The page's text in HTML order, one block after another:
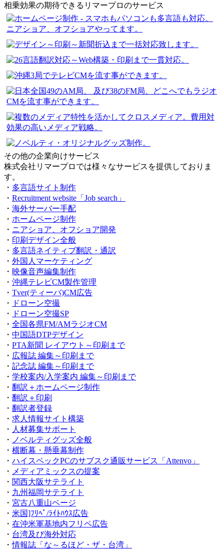
相乗効果の期待できるリマープロのサービス
その他の企業向けサービス
株式会社リマープロでは様々なサービスを提供しておりま
す。
・ 多言語サイト制作
・ Recruitment website「Job search」
・ 海外サーバー手配
・ ホームページ制作
・ ニアショア、オフショア開発
・ 印刷デザイン全般
・ 多言語ネイティブ翻訳・通訳
・ 外国人マーケティング
・ 映像音声編集制作
・ 沖縄テレビCM製作管理
・ Tver(ティーバ)CM広告
・
ドローン空撮
・
ドローン空撮SP
・ 全国各県FM/AMラジオCM
・ 中国語DTPデザイン
・ PTA新聞 レイアウト～印刷まで
・ 広報誌 編集～印刷まで
・ 記念誌 編集～印刷まで
・ 学校案内/入学案内 編集～印刷まで
・ 翻訳＋ホームページ制作
・ 翻訳＋印刷
・ 翻訳者登録
・ 求人情報サイト構築
・ 人材募集サポート
・ ノベルティグッズ全般
・ 横断幕・懸垂幕制作
・ ハイスペックPCのサブスク通販サービス「Attenvo」
・ メディアミックスの提案
・ 関西大阪サテライト
・ 九州福岡サテライト
・ 宮古八重山ページ
・ 米国]ﾌﾘﾍﾟ/ﾗｲﾄﾊｳｽ広告
・ 在沖米軍基地内フリペ広告
・ 台湾及び海外対応
・情報誌「な～るほど・ザ・台湾」